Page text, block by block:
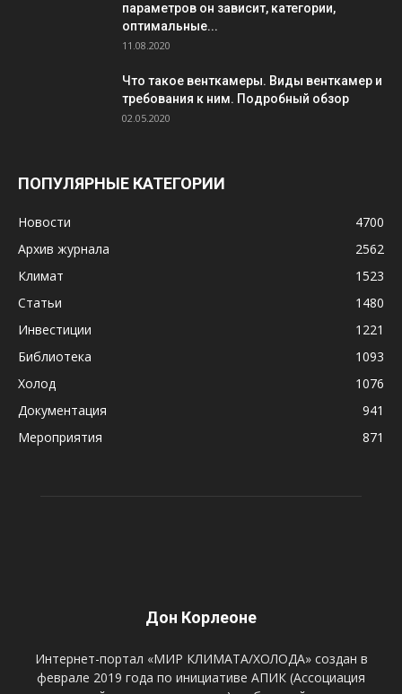
параметров он зависит, категории,
оптимальные...
11.08.2020
Что такое венткамеры. Виды венткамер и
требования к ним. Подробный обзор
02.05.2020
ПОПУЛЯРНЫЕ КАТЕГОРИИ
Новости
4700
Архив журнала
2562
Климат
1523
Статьи
1480
Инвестиции
1221
Библиотека
1093
Холод
1076
Документация
941
Мероприятия
871
Дон Корлеоне
Интернет-портал «МИР КЛИМАТА/ХОЛОДА» создан в
феврале 2019 года по инициативе АПИК (Ассоциация